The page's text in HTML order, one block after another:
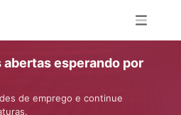
esperando por
de emprego e continue